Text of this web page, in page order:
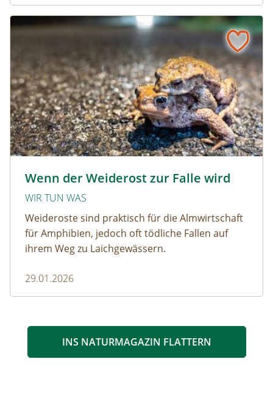
Wenn der Weiderost zur Falle wird
WIR TUN WAS
Weideroste sind praktisch für die Almwirtschaft
für Amphibien, jedoch oft tödliche Fallen auf
ihrem Weg zu Laichgewässern.
29.01.2026
Wenn der Weiderost zur Falle wird
INS NATURMAGAZIN FLATTERN